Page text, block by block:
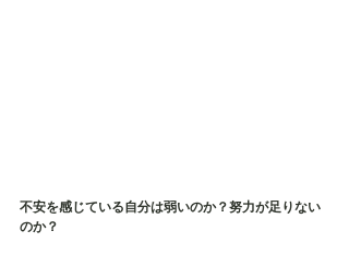
不安を感じている自分は弱いのか？努力が足りない
のか？